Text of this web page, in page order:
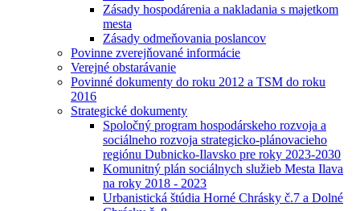
Zásady hospodárenia a nakladania s majetkom
mesta
Zásady odmeňovania poslancov
Povinne zverejňované informácie
Verejné obstarávanie
Povinné dokumenty do roku 2012 a TSM do roku
2016
Strategické dokumenty
Spoločný program hospodárskeho rozvoja a
sociálneho rozvoja strategicko-plánovacieho
regiónu Dubnicko-Ilavsko pre roky 2023-2030
Komunitný plán sociálnych služieb Mesta Ilava
na roky 2018 - 2023
Urbanistická štúdia Horné Chrásky č.7 a Dolné